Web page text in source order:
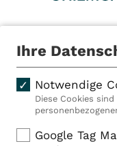
Ihre
Notwendige
Diese Cookies
Google Tag